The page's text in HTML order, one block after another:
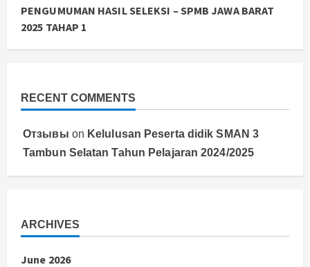
PENGUMUMAN HASIL SELEKSI – SPMB JAWA BARAT
2025 TAHAP 1
RECENT COMMENTS
Отзывы on Kelulusan Peserta didik SMAN 3
Tambun Selatan Tahun Pelajaran 2024/2025
ARCHIVES
June 2026